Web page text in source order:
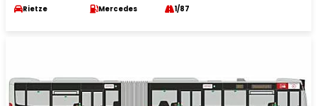
Rietze Mercedes 1/87